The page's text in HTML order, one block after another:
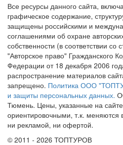
Все ресурсы данного сайта,
графическое содержание,
защищены российскими и
соглашениями об охране
собственности (в соответствии со
"Авторское право" Гражданского
Федерации от 18 декабря 2006
распространение материалов
запрещено. Политика ООО
и защиты персональных данных.
Тюмень. Цены, указанные на
ориентировочными, т.к. меняются
ни рекламой, ни офертой.
© 2011 - 2026 ТОПТУРОВ